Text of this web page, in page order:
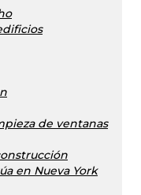
de ventanas
en Nueva York